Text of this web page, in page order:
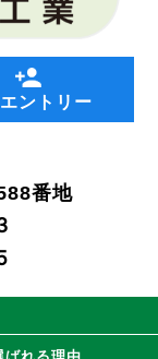
ントリー
番地